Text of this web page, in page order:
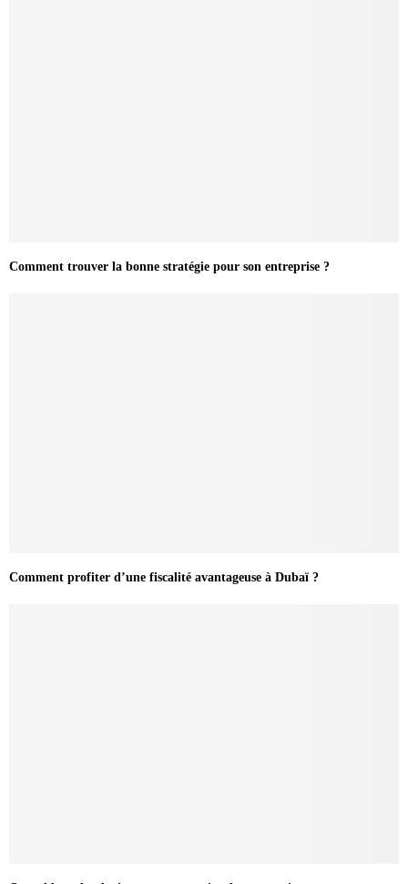
Comment trouver la bonne stratégie pour son entreprise ?
Comment profiter d’une fiscalité avantageuse à Dubaï ?